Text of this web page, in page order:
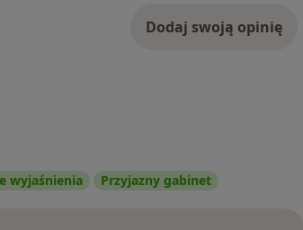
Dodaj swoją opinię
wyjaśnienia Przyjazny gabinet